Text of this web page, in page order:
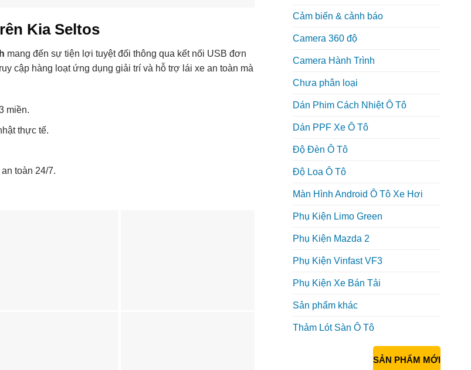
Kia Seltos
mang đến sự tiện lợi tuyệt đối thông qua kết nối USB đơn
cập hàng loạt ứng dụng giải trí và hỗ trợ lái xe an toàn mà
miền.
thực tế.
toàn 24/7.
Cảm biến & cảnh báo
Camera 360 độ
Camera Hành Trình
Chưa phân loại
Dán Phim Cách Nhiệt Ô Tô
Dán PPF Xe Ô Tô
Độ Đèn Ô Tô
Độ Loa Ô Tô
Màn Hình Android Ô Tô Xe Hơi
Phụ Kiện Limo Green
Phụ Kiện Mazda 2
Phụ Kiện Vinfast VF3
Phụ Kiện Xe Bán Tải
Sản phẩm khác
Thảm Lót Sàn Ô Tô
SẢN PHẨM MỚI